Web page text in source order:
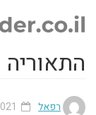
רפאל